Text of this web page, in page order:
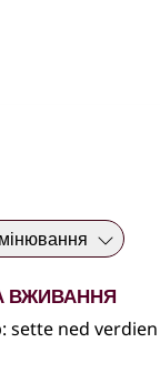
вживання
sette ned